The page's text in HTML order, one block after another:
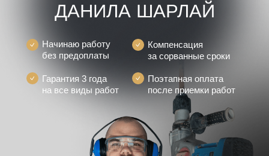
ДАНИЛА ШАРЛАЙ
Начинаю работу
без предоплаты
Гарантия 3 года
на все виды работ
Компенсация
за сорванные сроки
Поэтапная оплата
после приемки работ